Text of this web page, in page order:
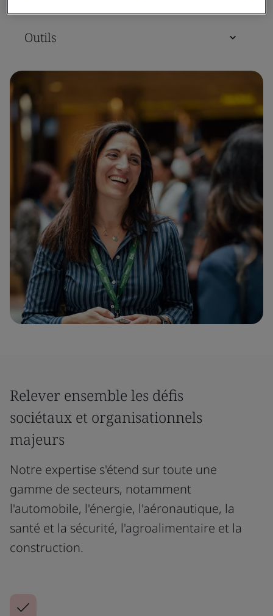
Outils
Relever ensemble les défis
sociétaux et organisationnels
majeurs
Notre expertise s'étend sur toute une
gamme de secteurs, notamment
l'automobile, l'énergie, l'aéronautique, la
santé et la sécurité, l'agroalimentaire et la
construction.